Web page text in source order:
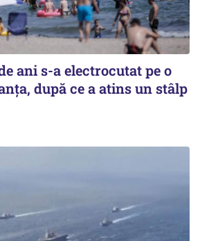
ani s-a electrocutat pe o
după ce a atins un stâlp